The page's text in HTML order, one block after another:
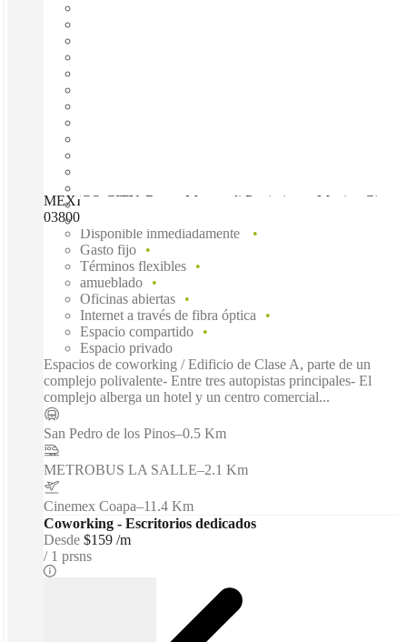
MEXICO CITY, Regus Metropoli Patriotismo, Mexico City,
03800
Disponible inmediadamente
Gasto fijo
Términos flexibles
amueblado
Oficinas abiertas
Internet a través de fibra óptica
Espacio compartido
Espacio privado
Espacios de coworking / Edificio de Clase A, parte de un
complejo polivalente- Entre tres autopistas principales- El
complejo alberga un hotel y un centro comercial...
San Pedro de los Pinos–0.5 Km
METROBUS LA SALLE–2.1 Km
Cinemex Coapa–11.4 Km
Coworking - Escritorios dedicados
Desde $159 /m
1 prsns